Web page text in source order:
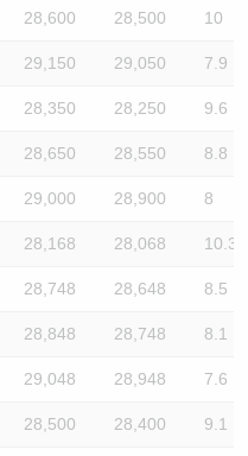
28,600 28,500 10
29,150 29,050 7.9
28,350 28,250 9.6
28,650 28,550 8.8
29,000 28,900 8
28,168 28,068 10.3
28,748 28,648 8.5
28,848 28,748 8.1
29,048 28,948 7.6
28,500 28,400 9.1